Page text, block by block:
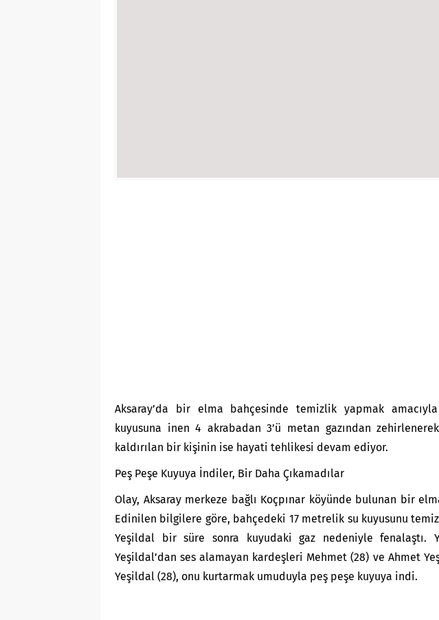
Aksaray’da bir elma bahçesinde temizlik yapmak
kuyusuna inen 4 akrabadan 3’ü metan gazından
kaldırılan bir kişinin ise hayati tehlikesi devam ediyor.
Peş Peşe Kuyuya İndiler, Bir Daha Çıkamadılar
Olay, Aksaray merkeze bağlı Koçpınar köyünde bulunan bir
Edinilen bilgilere göre, bahçedeki 17 metrelik su kuyusunu
Yeşildal bir süre sonra kuyudaki gaz nedeniyle fenalaştı.
Yeşildal’dan ses alamayan kardeşleri Mehmet (28) ve Ahmet
Yeşildal (28), onu kurtarmak umuduyla peş peşe kuyuya indi.